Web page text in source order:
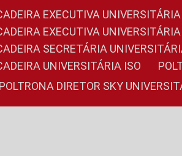
CADEIRA EXECUTIVA UNIVERSITÁRIA
CADEIRA EXECUTIVA
CADEIRA SECRETÁRIA
CADEIRA UNIVERSITÁRIA ISO
POLTRONA DIRETOR SKY